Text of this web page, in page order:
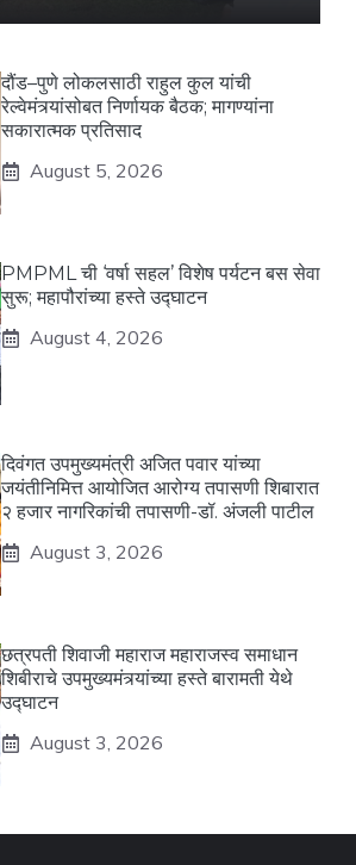
दौंड–पुणे लोकलसाठी राहुल कुल यांची
रेल्वेमंत्र्यांसोबत निर्णायक बैठक; मागण्यांना
सकारात्मक प्रतिसाद
August 5, 2026
PMPML ची ‘वर्षा सहल’ विशेष पर्यटन बस सेवा
सुरू; महापौरांच्या हस्ते उद्घाटन
August 4, 2026
दिवंगत उपमुख्यमंत्री अजित पवार यांच्या
जयंतीनिमित्त आयोजित आरोग्य तपासणी शिबारात
२ हजार नागरिकांची तपासणी-डॉ. अंजली पाटील
August 3, 2026
छत्रपती शिवाजी महाराज महाराजस्व समाधान
शिबीराचे उपमुख्यमंत्र्यांच्या हस्ते बारामती येथे
उद्घाटन
August 3, 2026